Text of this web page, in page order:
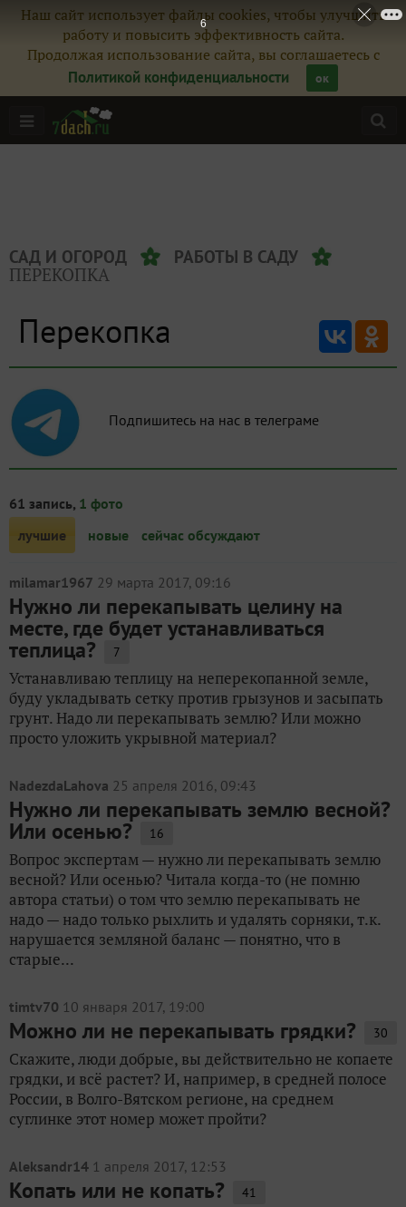
Наш сайт использует файлы cookies, чтобы улучшить
работу и повысить эффективность сайта.
Продолжая использование сайта, вы соглашаетесь с
Политикой конфиденциальности
ок
САД И ОГОРОД РАБОТЫ В САДУ
ПЕРЕКОПКА
Перекопка
Подпишитесь на нас в телеграме
61 запись, 1 фото
лучшие
новые сейчас обсуждают
milamar1967 29 марта 2017, 09:16
Нужно ли перекапывать целину на
месте, где будет устанавливаться
теплица? 7
Устанавливаю теплицу на неперекопанной земле,
буду укладывать сетку против грызунов и засыпать
грунт. Надо ли перекапывать землю? Или можно
просто уложить укрывной материал?
NadezdaLahova 25 апреля 2016, 09:43
Нужно ли перекапывать землю весной?
Или осенью? 16
Вопрос экспертам — нужно ли перекапывать землю
весной? Или осенью? Читала когда-то (не помню
автора статьи) о том что землю перекапывать не
надо — надо только рыхлить и удалять сорняки, т.к.
нарушается земляной баланс — понятно, что в
старые...
timtv70 10 января 2017, 19:00
Можно ли не перекапывать грядки? 30
Скажите, люди добрые, вы действительно не копаете
грядки, и всё растет? И, например, в средней полосе
России, в Волго-Вятском регионе, на среднем
суглинке этот номер может пройти?
Aleksandr14 1 апреля 2017, 12:53
Копать или не копать? 41
5